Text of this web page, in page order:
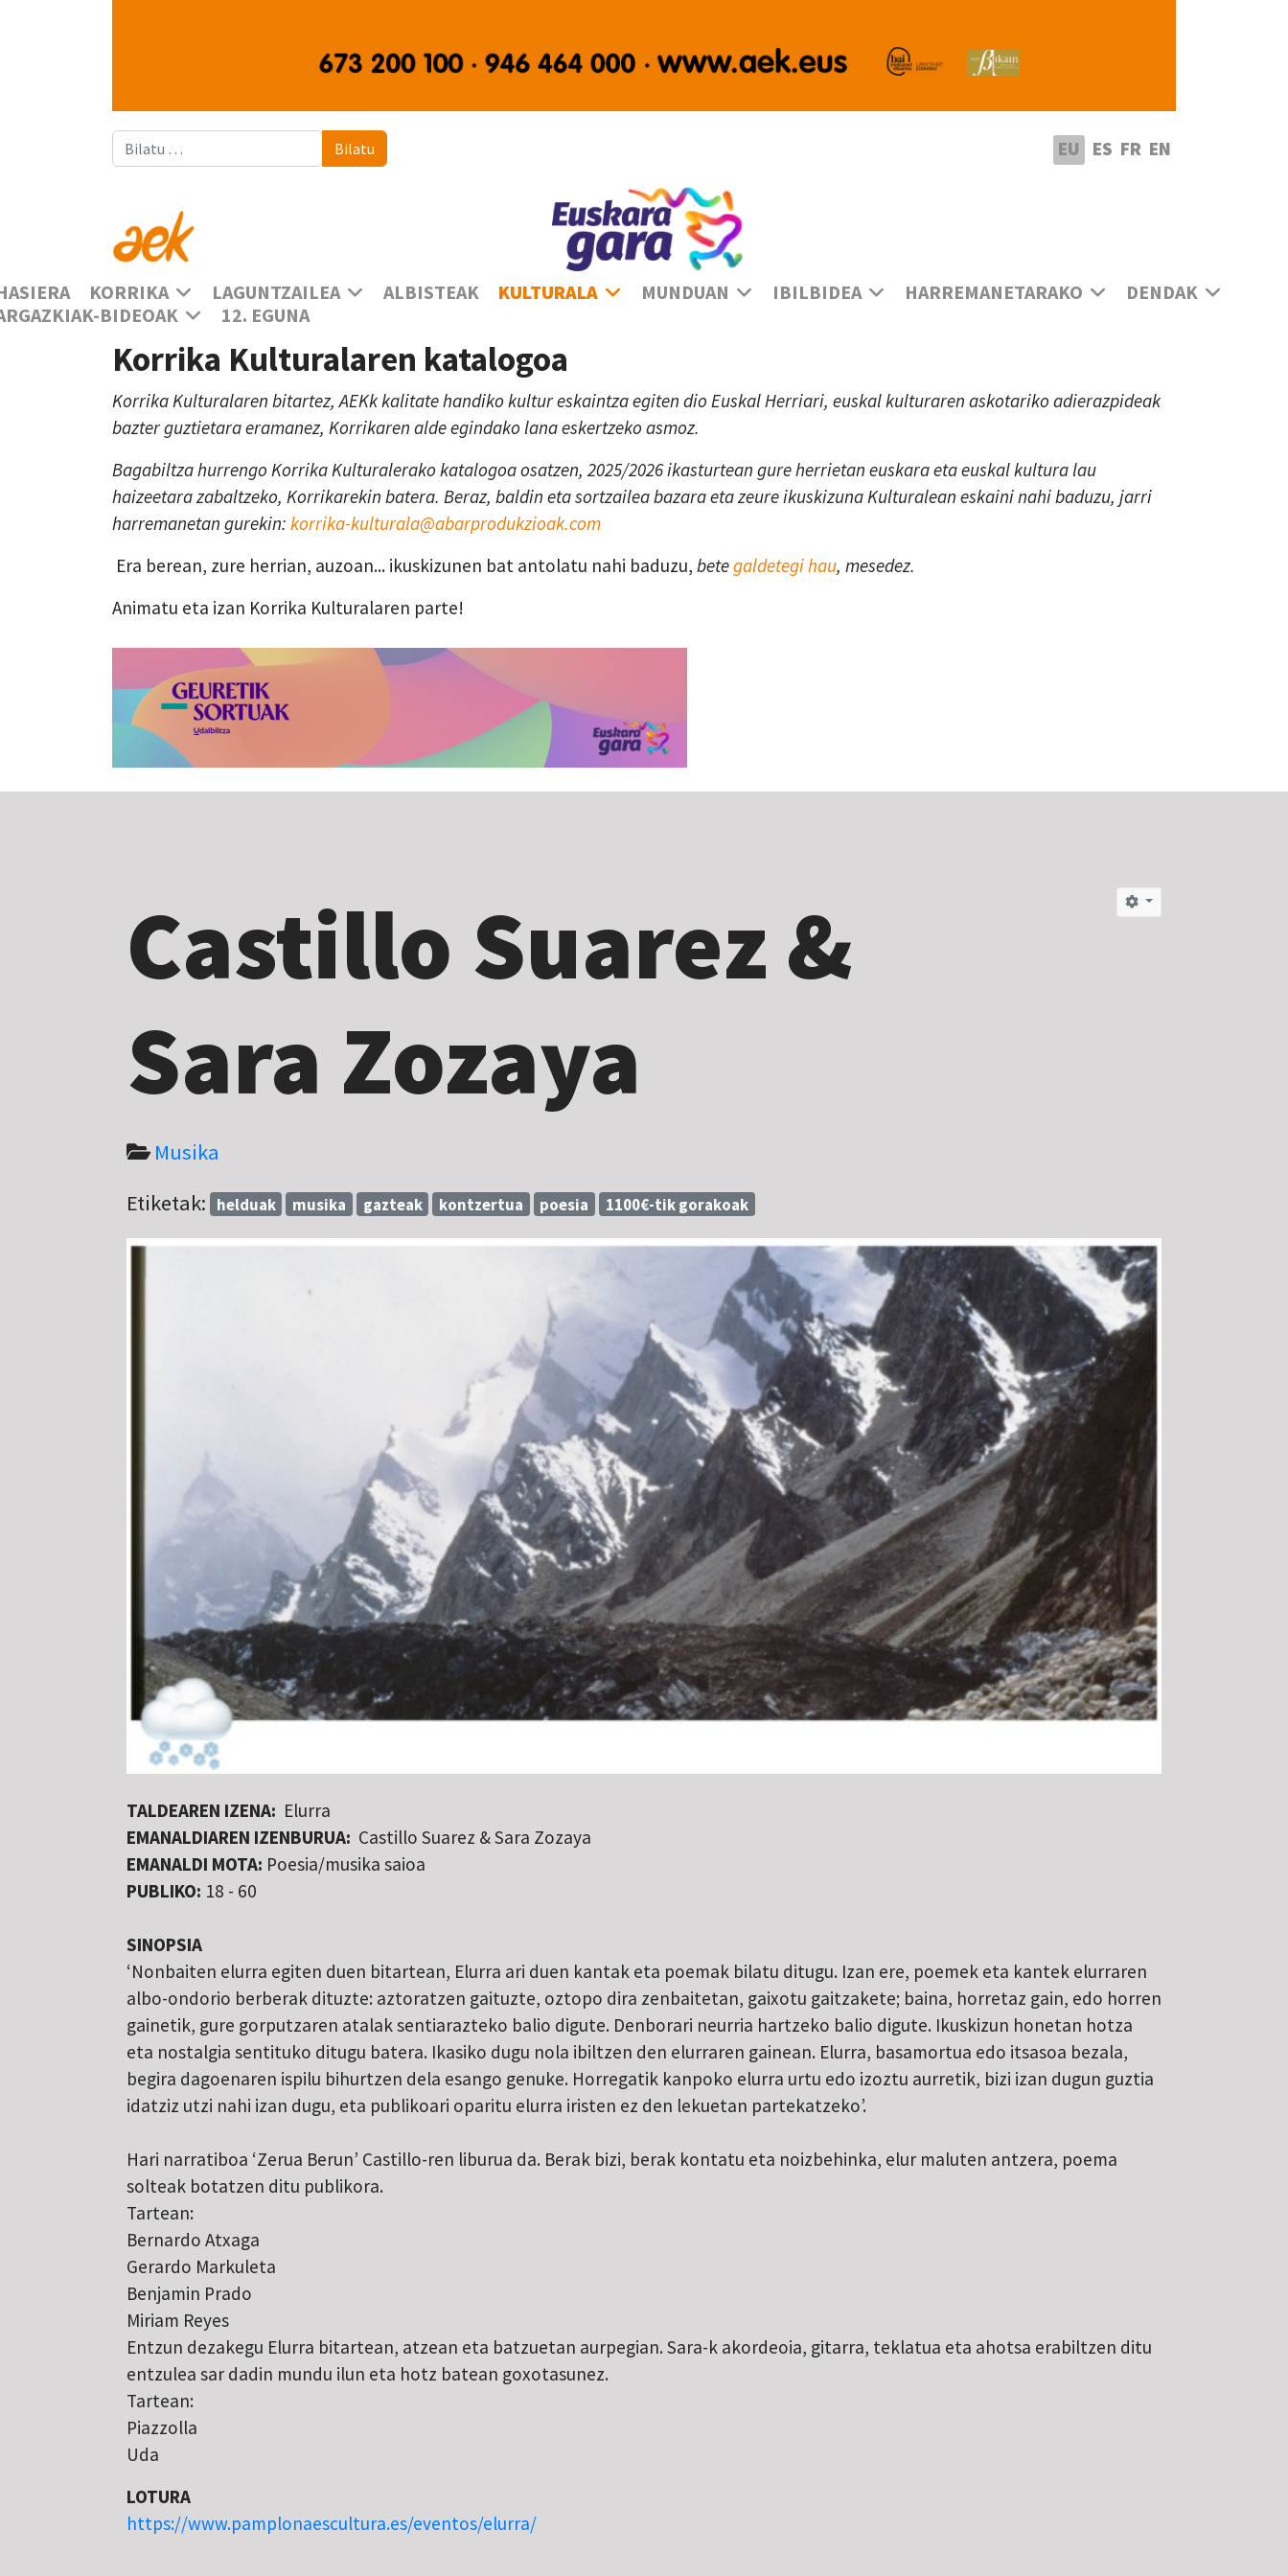
Bilatu Bilatu EU ES FR EN
KORRIKA LAGUNTZAILEA ALBISTEAK KULTURALA MUNDUAN IBILBIDEA HARREMANETARAKO
DENDAK
BIDEOAK
12. EGUNA
Korrika Kulturalaren katalogoa
Korrika Kulturalaren bitartez, AEKk kalitate handiko kultur eskaintza egiten dio Euskal Herriari, euskal kulturaren askotariko adierazpideak
bazter guztietara eramanez, Korrikaren alde egindako lana eskertzeko asmoz.
Bagabiltza hurrengo Korrika Kulturalerako katalogoa osatzen, 2025/2026 ikasturtean gure herrietan euskara eta euskal kultura lau
haizeetara zabaltzeko, Korrikarekin batera. Beraz, baldin eta sortzailea bazara eta zeure ikuskizuna Kulturalean eskaini nahi baduzu, jarri
harremanetan gurekin: korrika-kulturala@abarprodukzioak.com
Era berean, zure herrian, auzoan... ikuskizunen bat antolatu nahi baduzu, betegaldetegi hau, mesedez.
Animatu eta izan Korrika Kulturalaren parte!
Castillo Suarez &
Sara Zozaya
Musika
Etiketak: helduak musika gazteak kontzertua poesia 1100€-tik gorakoak
TALDEAREN IZENA: Elurra
EMANALDIAREN IZENBURUA: Castillo Suarez & Sara Zozaya
EMANALDI MOTA: Poesia/musika saioa
PUBLIKO: 18 - 60
SINOPSIA
‘Nonbaiten elurra egiten duen bitartean, Elurra ari duen kantak eta poemak bilatu ditugu. Izan ere, poemek eta kantek elurraren
albo-ondorio berberak dituzte: aztoratzen gaituzte, oztopo dira zenbaitetan, gaixotu gaitzakete; baina, horretaz gain, edo horren
gainetik, gure gorputzaren atalak sentiarazteko balio digute. Denborari neurria hartzeko balio digute. Ikuskizun honetan hotza
eta nostalgia sentituko ditugu batera. Ikasiko dugu nola ibiltzen den elurraren gainean. Elurra, basamortua edo itsasoa bezala,
begira dagoenaren ispilu bihurtzen dela esango genuke. Horregatik kanpoko elurra urtu edo izoztu aurretik, bizi izan dugun guztia
idatziz utzi nahi izan dugu, eta publikoari oparitu elurra iristen ez den lekuetan partekatzeko’.
Hari narratiboa ‘Zerua Berun’ Castillo-ren liburua da. Berak bizi, berak kontatu eta noizbehinka, elur maluten antzera, poema
solteak botatzen ditu publikora.
Tartean:
Bernardo Atxaga
Gerardo Markuleta
Benjamin Prado
Miriam Reyes
Entzun dezakegu Elurra bitartean, atzean eta batzuetan aurpegian. Sara-k akordeoia, gitarra, teklatua eta ahotsa erabiltzen ditu
entzulea sar dadin mundu ilun eta hotz batean goxotasunez.
Tartean:
Piazzolla
Uda
LOTURA
https://www.pamplonaescultura.es/eventos/elurra/